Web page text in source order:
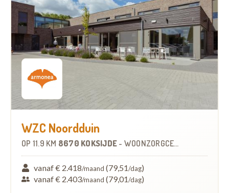
WZC Noordduin
OP 11.9 KM 8670 KOKSIJDE - WOONZORGCENTRUM (WZC)
vanaf € 2.418/maand (79,51/dag)
vanaf € 2.403/maand (79,01/dag)